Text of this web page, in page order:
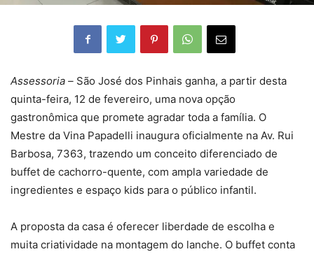
Assessoria – São José dos Pinhais ganha, a partir desta
quinta-feira, 12 de fevereiro, uma nova opção
gastronômica que promete agradar toda a família. O
Mestre da Vina Papadelli inaugura oficialmente na Av. Rui
Barbosa, 7363, trazendo um conceito diferenciado de
buffet de cachorro-quente, com ampla variedade de
ingredientes e espaço kids para o público infantil.
A proposta da casa é oferecer liberdade de escolha e
muita criatividade na montagem do lanche. O buffet conta